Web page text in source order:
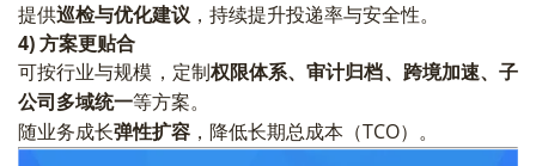
提供巡检与优化建议 ，持续提升投递率与安全性。
4) 方案更贴合
可按行业与规模，定制权限体系、审计归档、跨境加速、子
公司多域统一等方案。
随业务成长弹性扩容 ，降低长期总成本（TCO）。